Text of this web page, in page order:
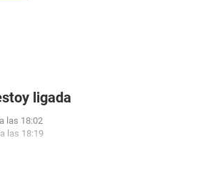
ligada
las 18:02
las 18:19